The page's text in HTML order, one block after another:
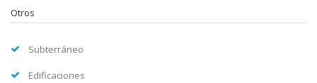
Otros
Subterráneo
Edificaciones